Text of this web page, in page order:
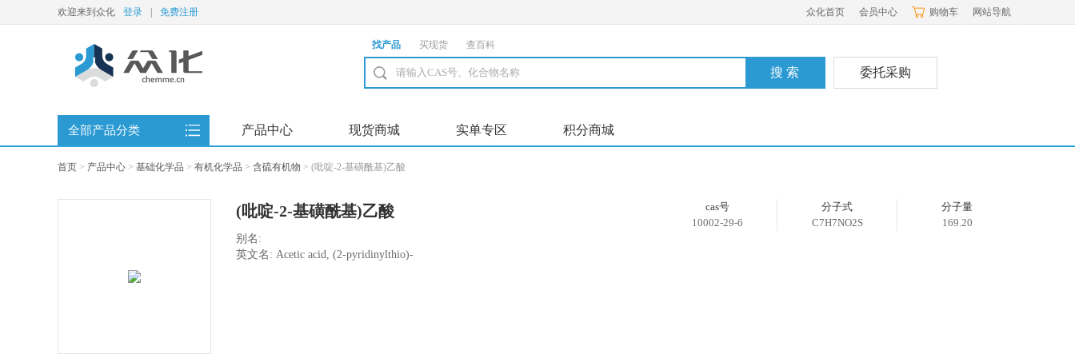
欢迎来到众化 登录 免费注册 众化首页 会员中心 购物车 网站导航
找产品 买现货 查百科
委托采购
全部产品分类 产品中心 现货商城 实单专区 积分商城
首页 > 产品中心 > 基础化学品 > 有机化学品 > 含硫有机物 > (吡啶-2-基磺酰基)乙酸
(吡啶-2-基磺酰基)乙酸
别名:
英文名: Acetic acid, (2-pyridinylthio)-
cas号
10002-29-6
分子式
C7H7NO2S
分子量
169.20